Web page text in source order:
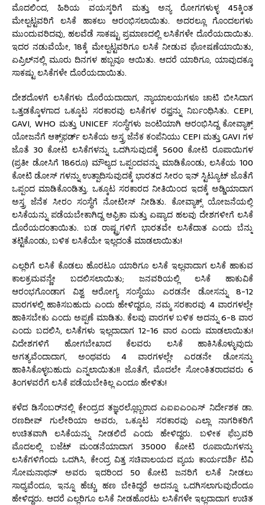
ಮೊದಲಿಂದ, ಹಿರಿಯ ವಯಸ್ಕರಿಗೆ ಮತ್ತು ಅನ್ಯ ರೋಗಗಳುಳ್ಳ 45ಕ್ಕಿಂತ
ಮೇಲ್ಪಟ್ಟವರಿಗೆ ಲಸಿಕೆ ಹಾಕಲು ಆರಂಭಿಸಲಾಯಿತು. ಅದರಲ್ಲೂ ಗೊಂದಲಗಳು
ಮುಂದುವರಿದವು, ಹಲವೆಡೆ ಸಾಕಷ್ಟು ಪ್ರಮಾಣದಲ್ಲಿ ಲಸಿಕೆಗಳೇ ದೊರೆಯದಾಯಿತು.
ಇದರ ನಡುವೆಯೇ, 18ಕ್ಕೆ ಮೇಲ್ಪಟ್ಟವರಿಗೂ ಲಸಿಕೆ ನೀಡುವ ಘೋಷಣೆಯಾಯಿತು,
ಏಪ್ರಿಲ್‌ನಲ್ಲಿ ಮೂರು ದಿನಗಳ ಹಬ್ಬವೂ ಆಯಿತು. ಆದರೆ ಯಾರಿಗೂ, ಯಾವುದಕ್ಕೂ
ಸಾಕಷ್ಟು ಲಸಿಕೆಗಳೇ ದೊರೆಯದಾಯಿತು.
ದೇಶದೊಳಗೆ ಲಸಿಕೆಗಳು ದೊರೆಯದಾದಾಗ, ನ್ಯಾಯಾಲಯಗಳೂ ಚಾಟಿ ಬೀಸಿದಾಗ
ಒತ್ತಡಕ್ಕೊಳಗಾದ ಒಕ್ಕೂಟ ಸರಕಾರವು ಲಸಿಕೆಗಳ ರಫ್ತನ್ನು ನಿರ್ಬಂಧಿಸಿತು. CEPI,
GAVI, WHO ಮತ್ತು UNICEF ಸಂಸ್ಥೆಗಳು ಜಂಟಿಯಾಗಿ ಆರಂಭಿಸಿದ್ದ ಕೋವ್ಯಾಕ್ಸ್
ಯೋಜನೆಗೆ ಆಕ್ಸ್‌ಫರ್ಡ್ ಲಸಿಕೆಯ ಅಸ್ತ್ರ ಜೆನೆಕ ಕಂಪೆನಿಯು CEPI ಮತ್ತು GAVI ಗಳ
ಜೊತೆ 30 ಕೋಟಿ ಲಸಿಕೆಗಳನ್ನು ಒದಗಿಸುವುದಕ್ಕೆ 5600 ಕೋಟಿ ರೂಪಾಯಿಗಳ
(ಪ್ರತೀ ಡೋಸಿಗೆ 186ರೂ) ಮೌಲ್ಯದ ಒಪ್ಪಂದವನ್ನು ಮಾಡಿಕೊಂಡು, ಲಸಿಕೆಯ 100
ಕೋಟಿ ಡೋಸ್ ಗಳನ್ನು ಉತ್ಪಾದಿಸುವುದಕ್ಕೆ ಭಾರತದ ಸೀರಂ ಇನ್ ಸ್ಟಿಟ್ಯೂಟ್ ಜೊತೆಗೆ
ಒಪ್ಪಂದ ಮಾಡಿಕೊಂಡಿತ್ತು. ಒಕ್ಕೂಟ ಸರಕಾರದ ನೀತಿಯಿಂದ ಇದಕ್ಕೆ ಅಡ್ಡಿಯಾದಾಗ
ಅಸ್ತ್ರ ಜೆನೆಕ ಸೀರಂ ಸಂಸ್ಥೆಗೆ ನೋಟೀಸ್ ನೀಡಿತು. ಕೋವ್ಯಾಕ್ಸ್ ಯೋಜನೆಯಲ್ಲಿ
ಲಸಿಕೆಯನ್ನು ಪಡೆಯಬೇಕಾಗಿದ್ದ ಆಫ್ರಿಕಾ ಮತ್ತು ಏಷ್ಯಾದ ಹಲವು ದೇಶಗಳೀಗೆ ಲಸಿಕೆ
ದೊರೆಯದಂತಾಯಿತು. ಬಡ ರಾಷ್ಟ್ರಗಳಿಗೆ ಭಾರತವೇ ಲಸಿಕೆದಾತ ಎಂದು ಬೆನ್ನು
ತಟ್ಟಿಕೊಂಡು, ಬಳಿಕ ಲಸಿಕೆಯೇ ಇಲ್ಲದಂತೆ ಮಾಡಲಾಯಿತು!
ಎಲ್ಲರಿಗೆ ಲಸಿಕೆ ಕೊಡಲು ಹೊರಟೂ ಯಾರಿಗೂ ಲಸಿಕೆ ಇಲ್ಲವಾದಾಗ ಲಸಿಕೆ ಹಾಕುವ
ಕಾಲಕ್ರಮವನ್ಣೇ ಬದಲಿಸಲಾಯಿತು; ಜನವರಿಯಲ್ಲಿ ಲಸಿಕೆ ಹಾಕುವಿಕೆ
ಆರಂಭಗೊಂಡಾಗ ವಿಶ್ವ ಆರೋಗ್ಯ ಸಂಸ್ಥೆಯು ಎರಡನೇ ಡೋಸನ್ನು 8-12
ವಾರಗಳಲ್ಲಿ ಹಾಕಿಸಬಹುದು ಎಂದು ಹೇಳಿದ್ದರೂ, ನಮ್ಮ ಸರಕಾರವು 4 ವಾರಗಳಲ್ಲೇ
ಹಾಕಿಸಬೇಕು ಎಂದು ಅಪ್ಪಣೆ ಮಾಡಿತು. ಕೆಲವು ವಾರಗಳ ಬಳಿಕ ಅದನ್ನು 6-8 ವಾರ
ಎಂದು ಬದಲಿಸಿ, ಲಸಿಕೆಗಳು ಇಲ್ಲದಾದಾಗ 12-16 ವಾರ ಎಂದು ಮಾಡಲಾಯಿತು!
ವಿದೇಶಗಳಿಗೆ ಹೋಗಬೇಖಾದ ಕೆಲವರು ಲಸಿಕೆ ಹಾಕಿಸಿಕೊಳ್ಳುವುದು
ಅಗತ್ಯವೆಂದಾದಾಗ, ಅಂಥವರು 4 ವಾರಗಳಲ್ಲೇ ಎರಡನೇ ಡೋಸನ್ನು
ಹಾಕಿಸಿಕೊಳ್ಳಬಹುದು ಎನ್ನಲಾಯಿತು!! ಜೊತೆಗೆ, ಮೊದಲೇ ಸೋಂಕಿತರಾದವರು 6
ತಿಂಗಳವರೆಗೆ ಲಸಿಕೆ ಪಡೆಯಬೇಕಿಲ್ಲ ಎಂದೂ ಹೇಳಿತು!
ಕಳೆದ ಡಿಸೆಂಬರ್‌ನಲ್ಲಿ ಕೇಂದ್ರದ ತಜ್ಞರಲ್ಲೊಬ್ಬರಾದ ಎಐಐಎಂಎಸ್ ನಿರ್ದೇಶಕ ಡಾ.
ರಣದೀಪ್ ಗುಲೇರಿಯಾ ಅವರು, ಒಕ್ಕೂಟ ಸರಕಾರವು ಎಲ್ಲಾ ನಾಗರಿಕರಿಗೆ
ಉಚಿತವಾಗಿ ಲಸಿಕೆಯನ್ನು ನೀಡಲಿದೆ ಎಂದು ಹೇಳಿದ್ದರು. ಬಳೀಕ ಫೆಬ್ರವರಿ
ಮೊದಲಲ್ಲಿ ಬಜೆಟ್ ಮಂಡನೆಯಾದಾಗ 35000 ಕೋಟಿ ರೂಪಾಯಿಗಳನ್ನು
ಲಸಿಕೆಗಳಿಗೆಂದು ಒದಗಿಸಿ, ಕೇಂದ್ರ ವಿತ್ತ ಸಚಿವಾಲಯದ ವ್ಯಯ ಕಾರ್ಯದರ್ಶಿ ಟಿವಿ
ಸೋಮನಾಥನ್ ಅವರು ಇದರಿಂದ 50 ಕೋಟಿ ಜನರಿಗೆ ಲಸಿಕೆ ನೀಡಲು
ಸಾಧ್ಯವೆಂದೂ, ಇನ್ನೂ ಹೆಚ್ಚು ಹಣ ಬೇಕಿದ್ದರೆ ಅದನ್ನೂ ಒದಗಿಸಲಾಗುವುದೆಂದೂ
ಹೇಳಿದ್ದರು. ಆದರೆ ಎಲ್ಲರಿಗೂ ಲಸಿಕೆ ನೀಡಹೊರಟು ಲಸಿಕೆಗಳೇ ಇಲ್ಲದಾದಾಗ ಉಚಿತ